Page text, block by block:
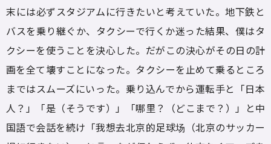
末には必ずスタジアムに行きたいと考えていた。地下鉄と
バスを乗り継ぐか、タクシーで行くか迷った結果、僕はタ
クシーを使うことを決心した。だがこの決心がその日の計
画を全て壊すことになった。タクシーを止めて乗るところ
まではスムーズにいった。乗り込んでから運転手と「日本
人？」「是（そうです）」「哪里？（どこまで？）」と中
国語で会話を続け「我想去北京的足球场（北京のサッカー